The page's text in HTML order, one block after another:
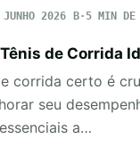
2026
5 MIN DE
de Corrida
corrida certo é
seu
a…